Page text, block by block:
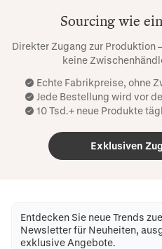
Sourcing wie
Direkter Zugang zur Produktion
keine
Echte Fabrikpreise, ohne
Jede Bestellung wird vor
10 Tsd.+ neue Produkte
Exklusiven
Entdecken Sie neue Trends
Newsletter für Neuheiten,
exklusive Angebote.